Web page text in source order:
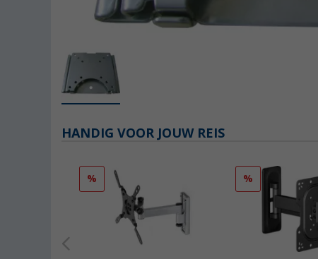
HANDIG VOOR JOUW REIS
% %